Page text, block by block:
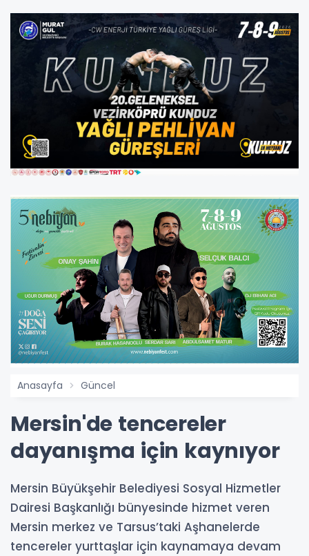
Anasayfa Güncel
Mersin'de tencereler
dayanışma için kaynıyor
Mersin Büyükşehir Belediyesi Sosyal Hizmetler
Dairesi Başkanlığı bünyesinde hizmet veren
Mersin merkez ve Tarsus’taki Aşhanelerde
tencereler yurttaşlar için kaynamaya devam